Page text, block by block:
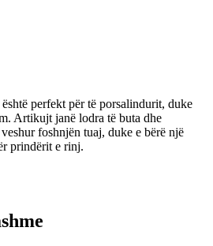
perfekt për të porsalindurit, duke
Artikujt janë lodra të buta dhe
foshnjën tuaj, duke e bërë një
prindërit e rinj.